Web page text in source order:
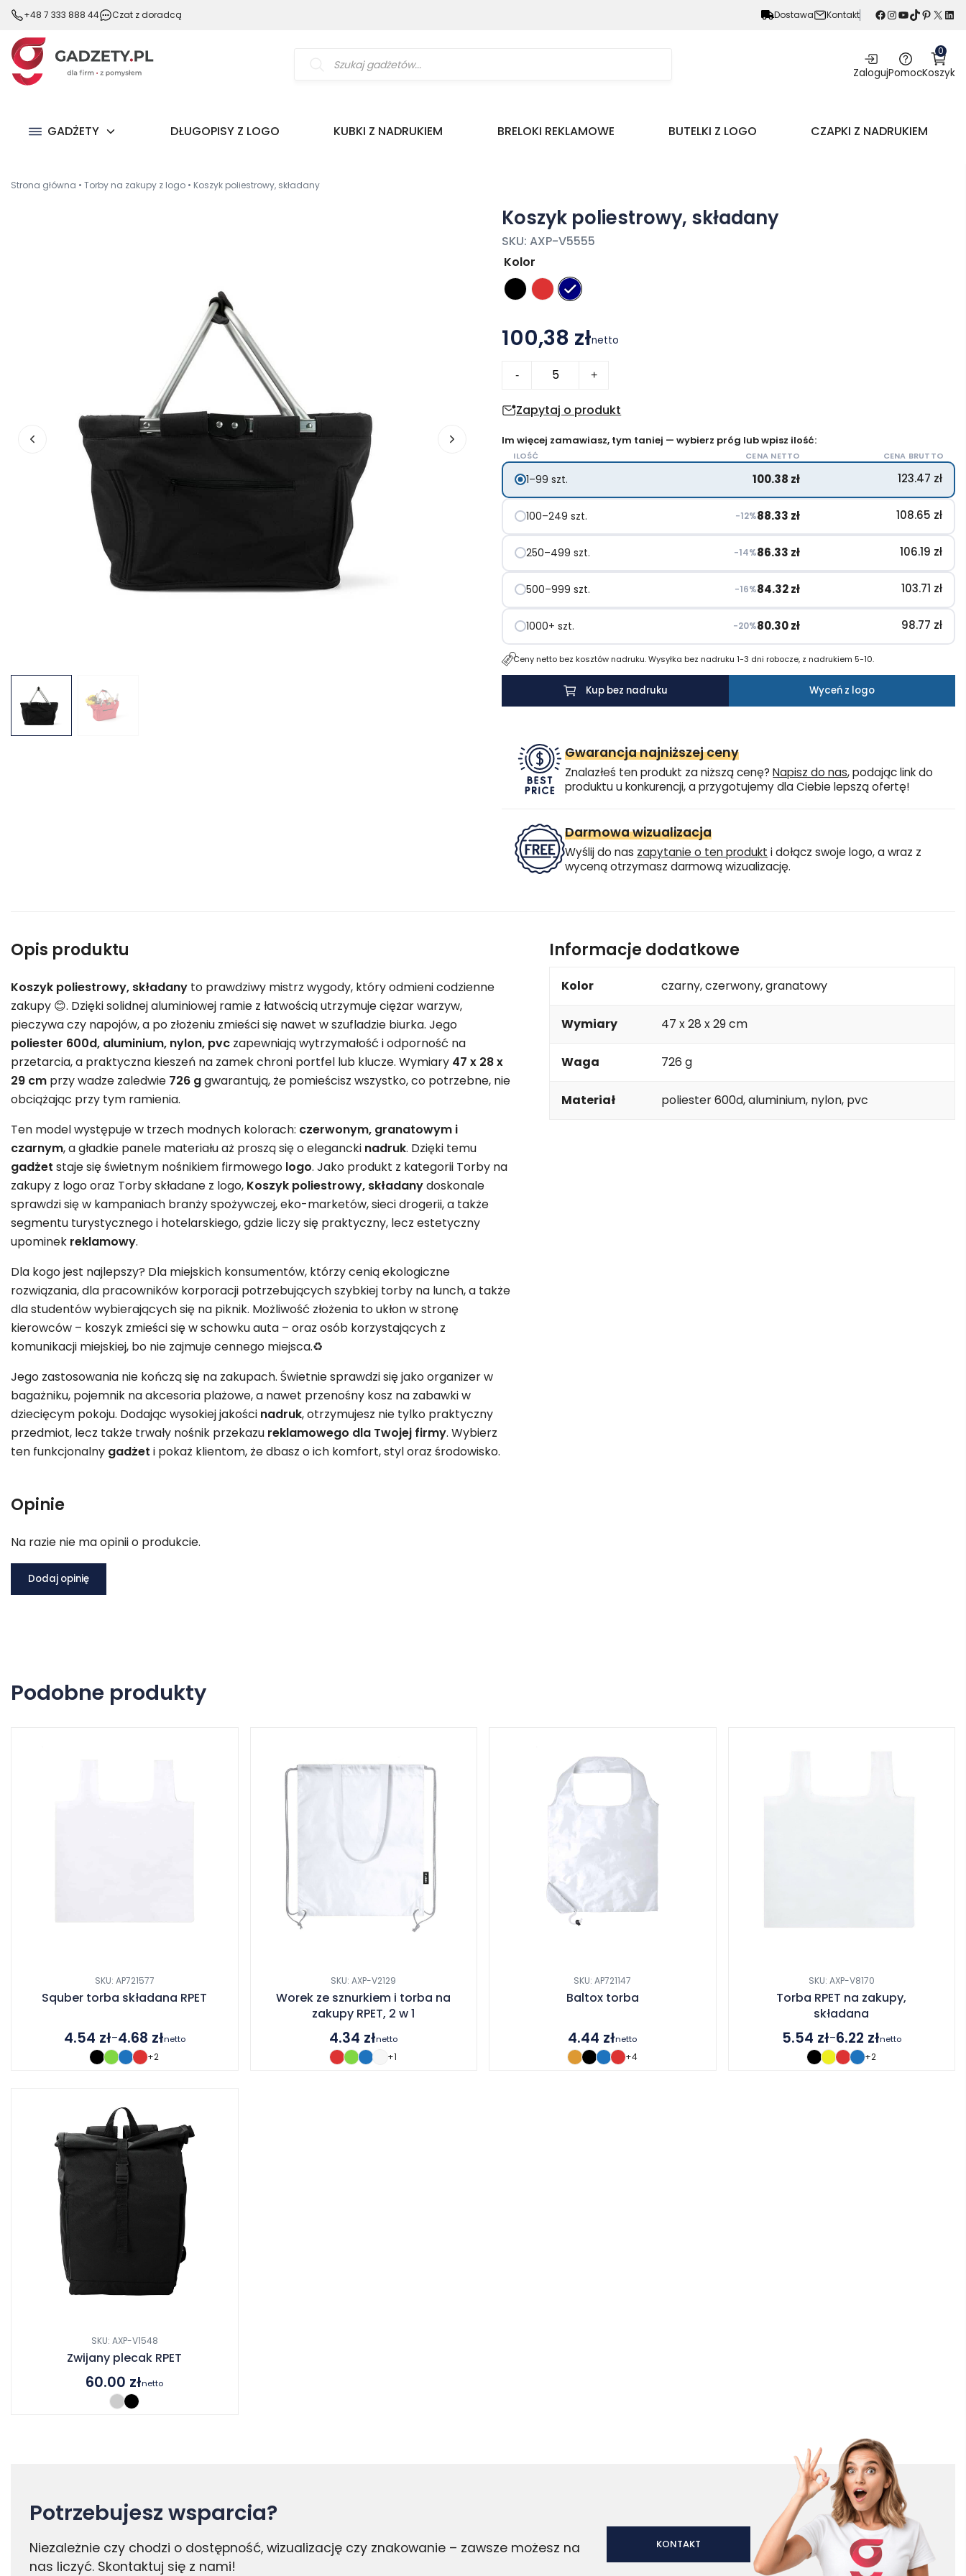
+48 7 333 888 44 Czat z doradcą Dostawa Kontakt Facebook InstagramYouTube TikTok Pinterest X LinkedIn
produktów ZalogujPomoc
0
Koszyk
GADŻETY DŁUGOPISY Z LOGO KUBKI Z NADRUKIEM BRELOKI REKLAMOWE BUTELKI Z LOGO CZAPKI Z NADRUKIEM
Strona główna • Torby na zakupy z logo • Koszyk poliestrowy, składany
Koszyk poliestrowy, składany
SKU:AXP-V5555
Kolor
100,38 złnetto
-
poliestrowy,
+
Zapytaj o produkt
Im więcej zamawiasz, tym taniej — wybierz próg lub wpisz ilość:
ILOŚĆ CENA NETTO CENA BRUTTO
1–99 szt. 100.38 zł 123.47 zł
100–249 szt. −12%88.33 zł 108.65 zł
250–499 szt. −14%86.33 zł 106.19 zł
500–999 szt. −16%84.32zł 103.71 zł
1000+ szt. −20%80.30zł 98.77 zł
Ceny netto bez kosztów nadruku. Wysyłka bez nadruku 1-3 dni robocze, z nadrukiem 5-10.
Kup bez nadruku Wyceń z logo
Gwarancja najniższej ceny
Znalazłeś ten produkt za niższą cenę?Napisz do nas, podając link do
produktu u konkurencji, a przygotujemy dla Ciebie lepszą ofertę!
Darmowa wizualizacja
Wyślij do nas zapytanie o ten produkt i dołącz swoje logo, a wraz z
wyceną otrzymasz darmową wizualizację.
Opis produktu
Koszyk poliestrowy, składany to prawdziwy mistrz wygody, który odmieni codzienne
zakupy 😊. Dzięki solidnej aluminiowej ramie z łatwością utrzymuje ciężar warzyw,
pieczywa czy napojów, a po złożeniu zmieści się nawet w szufladzie biurka. Jego
poliester 600d, aluminium, nylon, pvc zapewniają wytrzymałość i odporność na
przetarcia, a praktyczna kieszeń na zamek chroni portfel lub klucze. Wymiary 47 x 28 x
29 cm przy wadze zaledwie 726 ggwarantują, że pomieścisz wszystko, co potrzebne, nie
obciążając przy tym ramienia.
Ten model występuje w trzech modnych kolorach: czerwonym, granatowym i
czarnym, a gładkie panele materiału aż proszą się o elegancki nadruk. Dzięki temu
gadżet staje się świetnym nośnikiem firmowego logo. Jako produkt z kategorii Torby na
zakupy z logo oraz Torby składane z logo, Koszyk poliestrowy, składanydoskonale
sprawdzi się w kampaniach branży spożywczej, eko-marketów, sieci drogerii, a także
segmentu turystycznego i hotelarskiego, gdzie liczy się praktyczny, lecz estetyczny
upominek reklamowy.
Dla kogo jest najlepszy? Dla miejskich konsumentów, którzy cenią ekologiczne
rozwiązania, dla pracowników korporacji potrzebujących szybkiej torby na lunch, a także
dla studentów wybierających się na piknik. Możliwość złożenia to ukłon w stronę
kierowców – koszyk zmieści się w schowku auta – oraz osób korzystających z
komunikacji miejskiej, bo nie zajmuje cennego miejsca.♻️
Jego zastosowania nie kończą się na zakupach. Świetnie sprawdzi się jako organizer w
bagażniku, pojemnik na akcesoria plażowe, a nawet przenośny kosz na zabawki w
dziecięcym pokoju. Dodając wysokiej jakości nadruk, otrzymujesz nie tylko praktyczny
przedmiot, lecz także trwały nośnik przekazu reklamowego dla Twojej firmy. Wybierz
ten funkcjonalny gadżet i pokaż klientom, że dbasz o ich komfort, styl oraz środowisko.
Informacje dodatkowe
Kolor czarny, czerwony, granatowy
Wymiary 47 x 28 x 29 cm
Waga 726 g
Materiał poliester 600d, aluminium, nylon, pvc
Opinie
Na razie nie ma opinii o produkcie.
Dodaj opinię
Podobne produkty
SKU: AP721577
Squber torba składana RPET
4.54 zł–4.68 zł
Zakres
netto
+2
SKU: AXP-V2129
Worek ze sznurkiem i torba na
zakupy RPET, 2 w 1
4.34 złnetto
+1
SKU: AP721147
Baltox torba
4.44 złnetto
+4
SKU: AXP-V8170
Torba RPET na zakupy,
składana
5.54 zł–6.22 zł
Zakres
netto
+2
SKU: AXP-V1548
Zwijany plecak RPET
60.00 złnetto
Potrzebujesz wsparcia?
Niezależnie czy chodzi o dostępność, wizualizację czy znakowanie – zawsze możesz na
nas liczyć. Skontaktuj się z nami!
KONTAKT